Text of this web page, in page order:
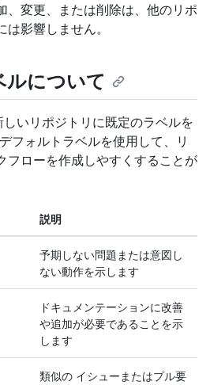
、変更、または削除は、他のリポ
影響しません。
について
いリポジトリに既定のラベルを
フォルトラベルを使用して、リ
フローを作成しやすくすることが
説明
予期しない問題または意図し
ない動作を示します
ドキュメンテーションに改善
や追加が必要であることを示
します
類似の イシューまたはプル要